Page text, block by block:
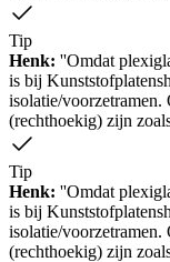
Tip
Henk: ''Omdat
is bij
isolatie/voorzetramen.
(rechthoekig) zijn
Tip
Henk: ''Omdat
is bij
isolatie/voorzetramen.
(rechthoekig) zijn